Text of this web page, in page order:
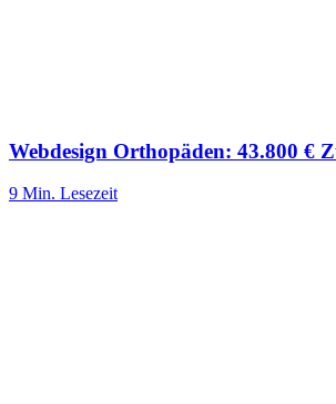
Webdesign Orthopäden: 43.800 €
9 Min. Lesezeit